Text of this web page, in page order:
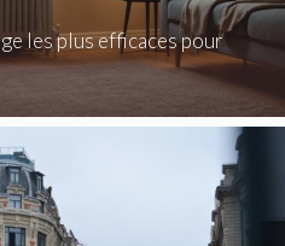
les plus efficaces pour